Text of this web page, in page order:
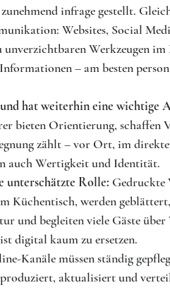
infrage gestellt.
Websites, Social
Werkzeugen
– am besten
hat weiterhin eine wichtige
bieten Orientierung, schaffen
zählt – vor Ort, im
auch Wertigkeit und Identität.
unterschätzte Rolle: Gedruckte
Küchentisch, werden
und begleiten viele Gäste
digital kaum zu ersetzen.
Kanäle müssen ständig
aktualisiert und